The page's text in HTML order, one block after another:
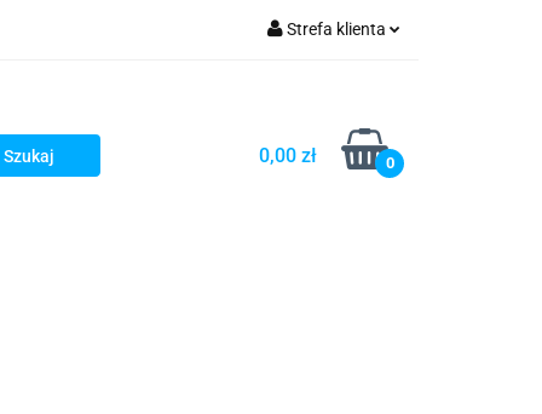
Strefa klienta
Zarejestruj się
Dodaj zgłoszenie
0,00 zł 0